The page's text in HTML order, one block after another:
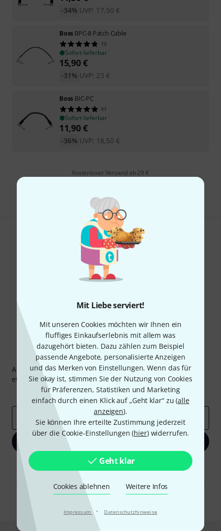
Mit Liebe serviert!
Mit unseren Cookies möchten wir Ihnen ein
fluffiges Einkaufserlebnis mit allem was
dazugehört bieten. Dazu zählen zum Beispiel
passende Angebote, personalisierte Anzeigen
und das Merken von Einstellungen. Wenn das für
Sie okay ist, stimmen Sie der Nutzung von Cookies
für Präferenzen, Statistiken und Marketing
einfach durch einen Klick auf „Geht klar“ zu (alle
anzeigen).
Sie können Ihre erteilte Zustimmung jederzeit
über die Cookie-Einstellungen (hier) widerrufen.
Geht klar
Cookies ablehnen Weitere Infos
Impressum · Datenschutzhinweise
UVP: 17,50 €
-34%
Boss BPC-8 Patch Cable
19
Sofort lieferbar
15,90€
UVP: 23 €
-31%
Boss BIC-PC
41
Sofort lieferbar
11,90€
UVP: 18,50 €
-36%
Kostenloser Versand ab 29 €
Gefällt Ihnen, was Sie sehen?
Teilen Hilfe & Feedback
Thomann Newsletter
Abonniere den Thomann Newsletter und gewinne mit
etwas Glück einen von50 Gutscheinenüber jeweils50€
Inspirierende Beiträge
Deals Thomann Insights
E-Mail-Adresse
Mit Klick auf „Jetzt anmelden“ stimmen Sie dem Erhalt von E-Mail-
Werbung und einer Messung des E-Mail-Nutzungsverhaltens zu. Die
Abmeldung ist jederzeit möglich. Weitere Informationen finden Sie in
unserenDatenschutzhinweisen .